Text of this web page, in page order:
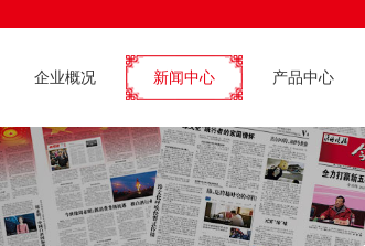
企业概况 新闻中心 产品中心